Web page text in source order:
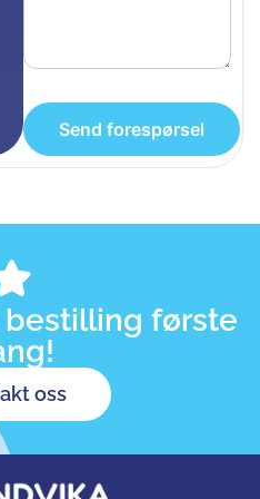
bestilling første
oss